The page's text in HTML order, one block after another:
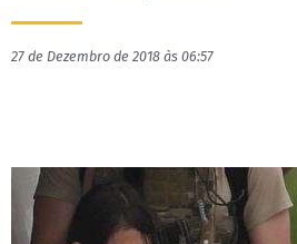
27 de Dezembro de 2018 às 06:57